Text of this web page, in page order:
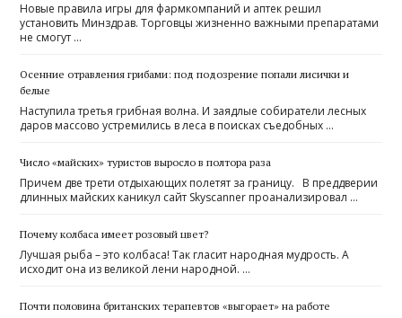
Новые правила игры для фармкомпаний и аптек решил
установить Минздрав. Торговцы жизненно важными препаратами
не смогут …
Осенние отравления грибами: под подозрение попали лисички и
белые
Наступила третья грибная волна. И заядлые собиратели лесных
даров массово устремились в леса в поисках съедобных …
Число «майских» туристов выросло в полтора раза
Причем две трети отдыхающих полетят за границу. В преддверии
длинных майских каникул сайт Skyscanner проанализировал …
Почему колбаса имеет розовый цвет?
Лучшая рыба – это колбаса! Так гласит народная мудрость. А
исходит она из великой лени народной. …
Почти половина британских терапевтов «выгорает» на работе